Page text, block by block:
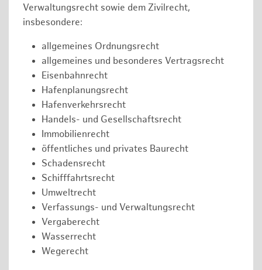
Verwaltungsrecht sowie dem Zivilrecht,
insbesondere:
allgemeines Ordnungsrecht
allgemeines und besonderes Vertragsrecht
Eisenbahnrecht
Hafenplanungsrecht
Hafenverkehrsrecht
Handels- und Gesellschaftsrecht
Immobilienrecht
öffentliches und privates Baurecht
Schadensrecht
Schifffahrtsrecht
Umweltrecht
Verfassungs- und Verwaltungsrecht
Vergaberecht
Wasserrecht
Wegerecht